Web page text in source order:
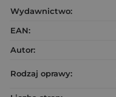
Wydawnictwo:
EAN:
Autor:
Rodzaj oprawy: